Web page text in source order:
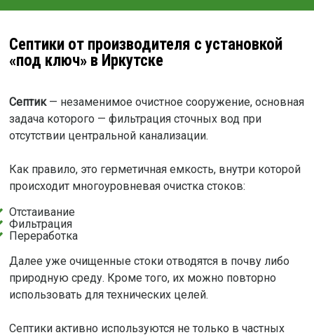
Септики от производителя с установкой
«под ключ» в Иркутске
Септик— незаменимое очистное сооружение, основная
задача которого — фильтрация сточных вод при
отсутствии центральной канализации.
Как правило, это герметичная емкость, внутри которой
происходит многоуровневая очистка стоков:
Отстаивание
Фильтрация
Переработка
Далее уже очищенные стоки отводятся в почву либо
природную среду. Кроме того, их можно повторно
использовать для технических целей.
Септики активно используются не только в частных